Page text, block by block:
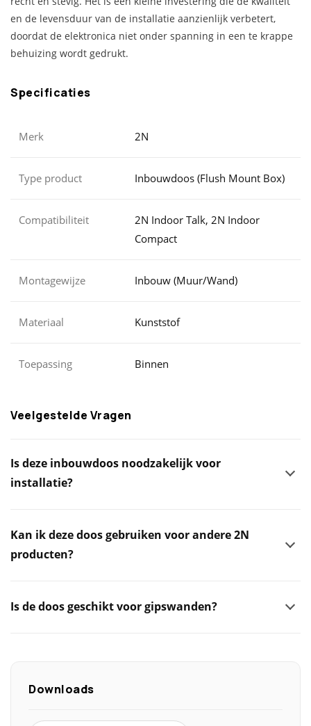
en de levensduur van de installatie aanzienlijk verbetert,
doordat de elektronica niet onder spanning in een te krappe
behuizing wordt gedrukt.
Specificaties
Merk 2N
Type product Inbouwdoos (Flush Mount Box)
Compatibiliteit
2N Indoor Talk, 2N Indoor
Compact
Montagewijze Inbouw (Muur/Wand)
Materiaal Kunststof
Toepassing Binnen
Veelgestelde Vragen
Is deze inbouwdoos noodzakelijk voor
installatie?
Kan ik deze doos gebruiken voor andere 2N
producten?
Is de doos geschikt voor gipswanden?
Downloads